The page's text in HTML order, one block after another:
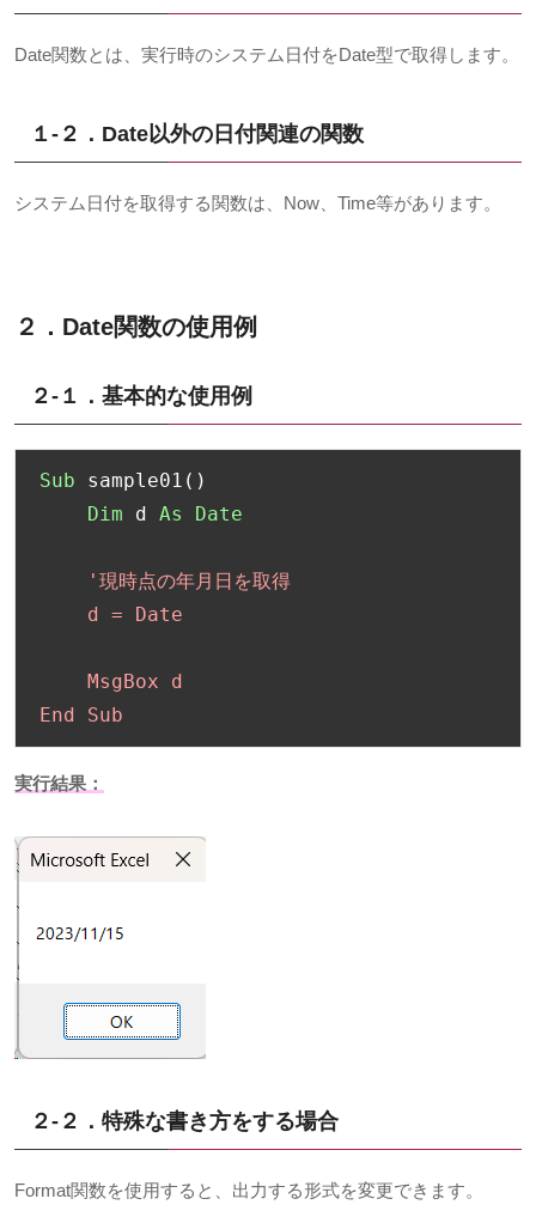
Date関数とは、実行時のシステム日付をDate型で取得します。
１-２．Date以外の日付関連の関数
システム日付を取得する関数は、 Now、 Time等があります。
２．Date関数の使用例
２-１．基本的な使用例
Sub sample01 ()
Dim d As Date
'現時点の年月日を取得
    d = Date
    MsgBox d
End Sub
実行結果：
２-２．特殊な書き方をする場合
Format関数を使用すると、出力する形式を変更できます。